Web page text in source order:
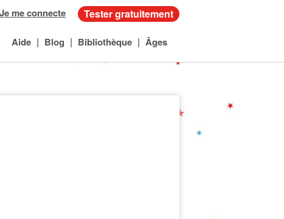
Je me connecte Tester gratuitement
Aide | Blog | Bibliothèque | Âges